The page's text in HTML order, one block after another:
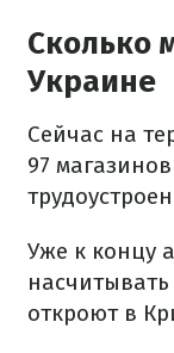
Сколько
Украине
Сейчас на
97
Уже к концу
откроют в